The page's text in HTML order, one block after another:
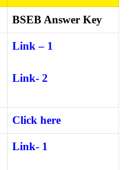
BSEB Answer Key
Link – 1
Link- 2
Click here
Link- 1